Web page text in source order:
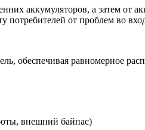
аккумуляторов, а затем от
от проблем во
обеспечивая равномерное
внешний байпас)